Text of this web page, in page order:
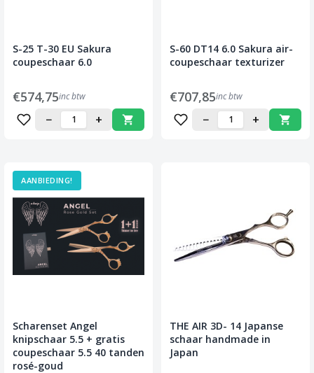
S-25 T-30 EU Sakura
coupeschaar 6.0
€574,75inc btw
− +
S-60 DT14 6.0 Sakura air-
coupeschaar texturizer
€707,85inc btw
− +
AANBIEDING!
Scharenset Angel
knipschaar 5.5 + gratis
coupeschaar 5.5 40 tanden
rosé-goud
THE AIR 3D- 14 Japanse
schaar handmade in
Japan